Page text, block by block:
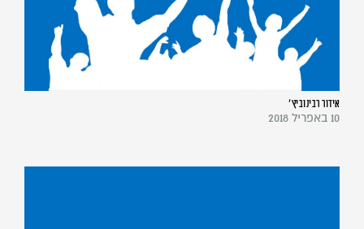
אידור רבינוביץ'
10 באפריל 2018